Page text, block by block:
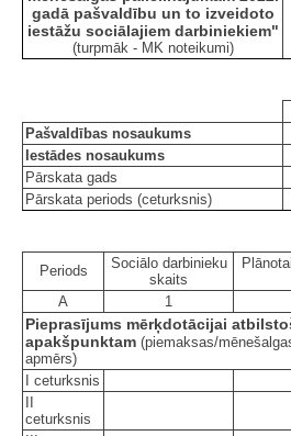
gadā pašvaldību un to izveidoto
iestāžu sociālajiem darbiniekiem"
(turpmāk - MK noteikumi)
Pašvaldības nosaukums
Iestādes nosaukums
Pārskata gads
Pārskata periods (ceturksnis)
Periods
Sociālo darbinieku
skaits
A
1
Pieprasījums mērķdotācijai
apakšpunktam (piemaksas/
apmērs)
I ceturksnis
ceturksnis